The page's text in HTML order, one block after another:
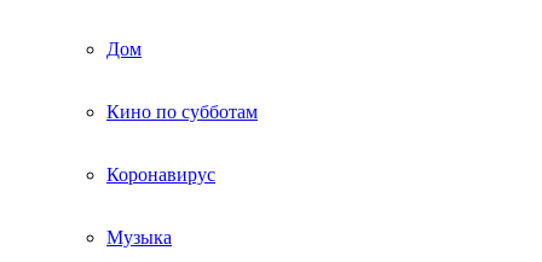
Дом
Кино по субботам
Коронавирус
Музыка